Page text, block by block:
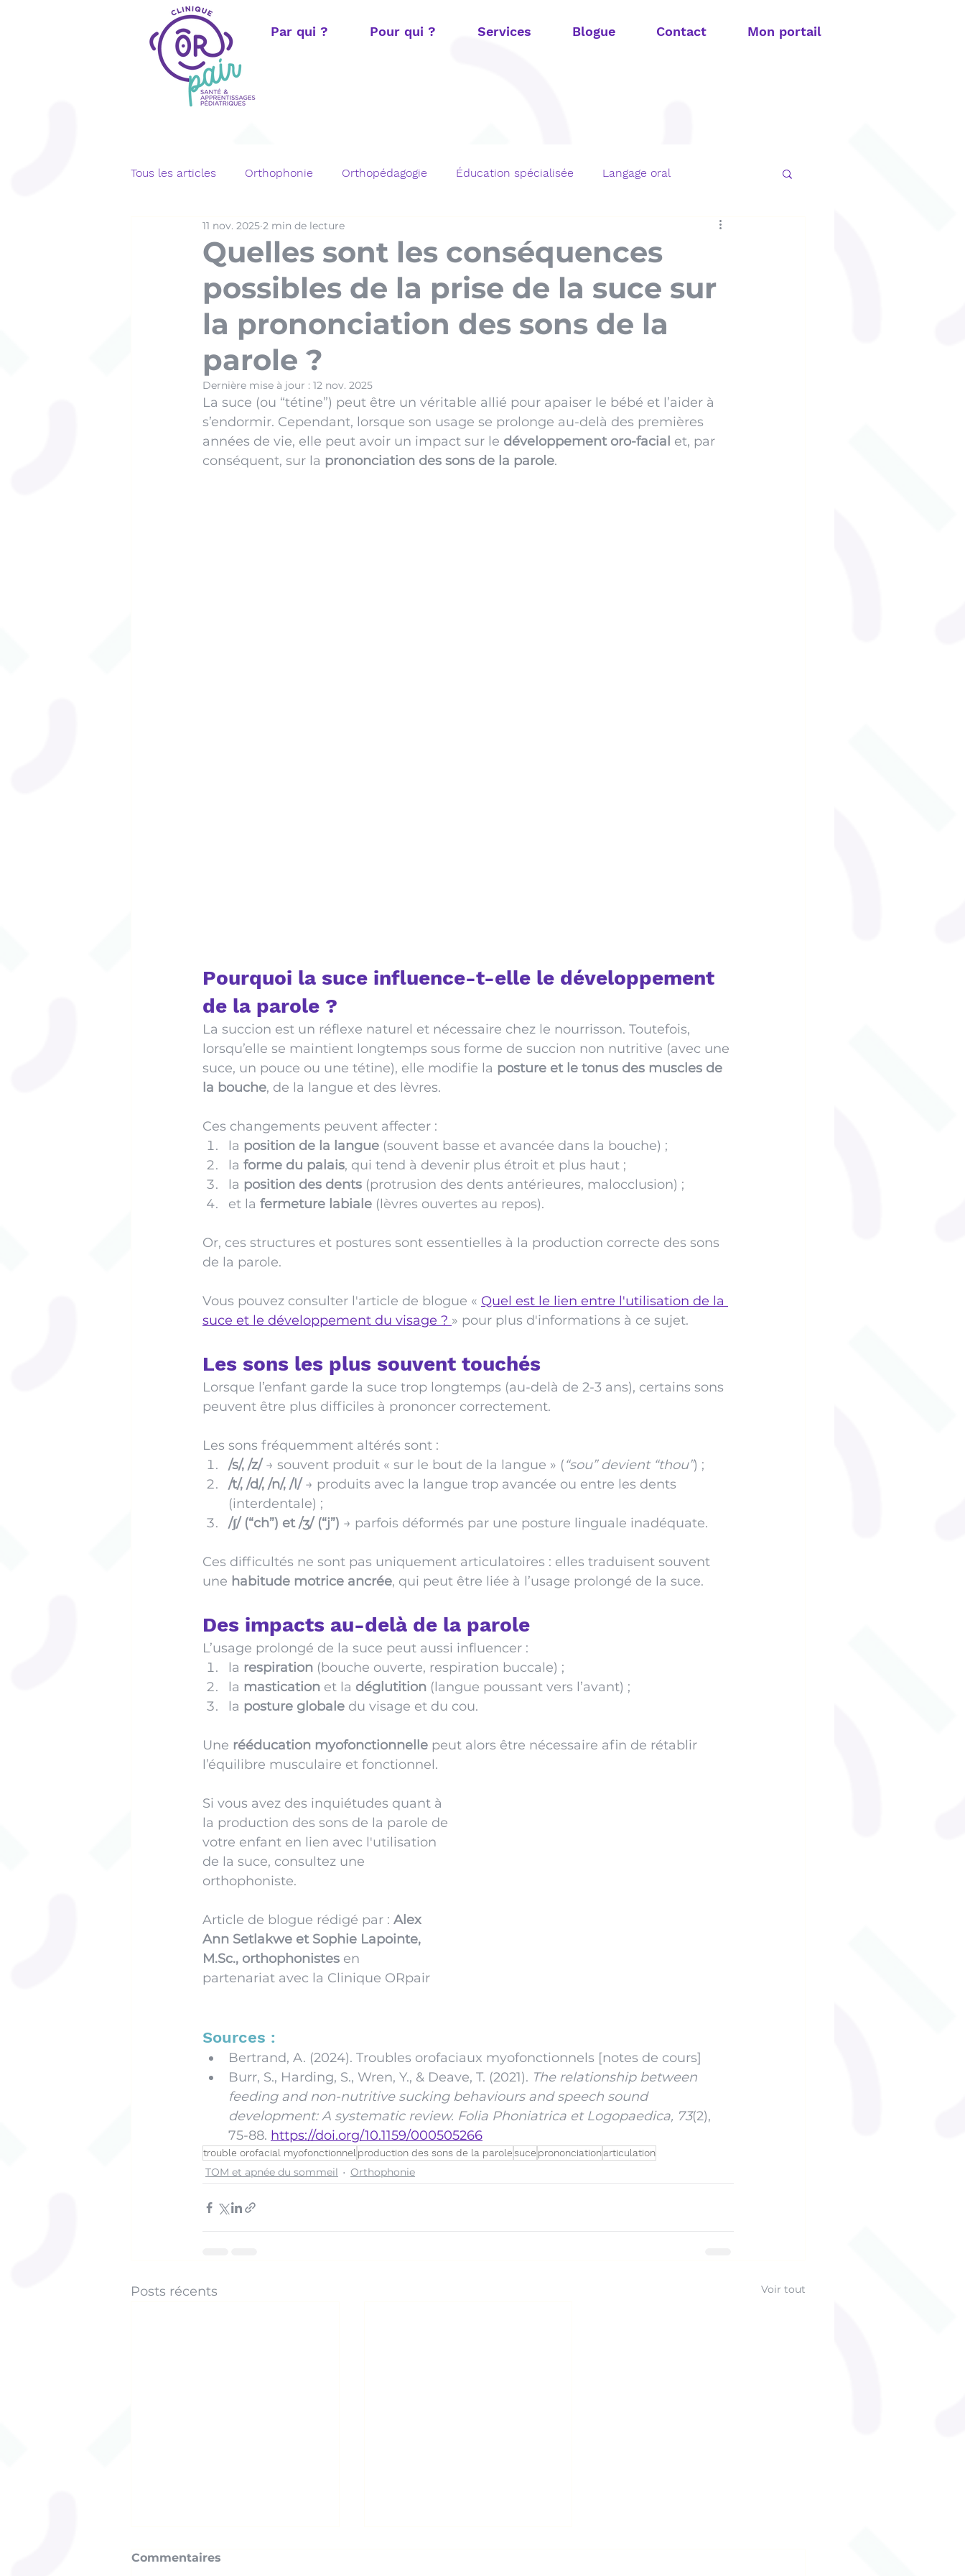
Par qui ? Pour qui ? Services Blogue Contact Mon portail
Tous les articles Orthophonie Orthopédagogie Éducation spécialisée Langage oral
Langage écrit Bégaiement TOM et apnée du sommeil
Orthophonie adulte Téléchargements gratuits
Quelles sont les conséquences
possibles de la prise de la suce sur
la prononciation des sons de la
parole ?
11 nov. 2025 2 min de lecture
Dernière mise à jour : 12 nov. 2025
La suce (ou “tétine”) peut être un véritable allié pour apaiser le bébé et l’aider à
s’endormir. Cependant, lorsque son usage se prolonge au-delà des premières
années de vie, elle peut avoir un impact sur le développement oro-facial et, par
conséquent, sur la prononciation des sons de la parole.
Pourquoi la suce influence-t-elle le développement
de la parole ?
La succion est un réflexe naturel et nécessaire chez le nourrisson. Toutefois,
lorsqu’elle se maintient longtemps sous forme de succion non nutritive (avec une
suce, un pouce ou une tétine), elle modifie la posture et le tonus des muscles de
la bouche, de la langue et des lèvres.
Ces changements peuvent affecter :
la position de la langue (souvent basse et avancée dans la bouche) ;
la forme du palais, qui tend à devenir plus étroit et plus haut ;
la position des dents (protrusion des dents antérieures, malocclusion) ;
et la fermeture labiale (lèvres ouvertes au repos).
Or, ces structures et postures sont essentielles à la production correcte des sons
de la parole.
Vous pouvez consulter l'article de blogue « Quel est le lien entre l'utilisation de la
suce et le développement du visage ? » pour plus d'informations à ce sujet.
Les sons les plus souvent touchés
Lorsque l’enfant garde la suce trop longtemps (au-delà de 2-3 ans), certains sons
peuvent être plus difficiles à prononcer correctement.
Les sons fréquemment altérés sont :
/s/, /z/ → souvent produit « sur le bout de la langue » (“sou” devient “thou”) ;
/t/, /d/, /n/, /l/ → produits avec la langue trop avancée ou entre les dents
(interdentale) ;
/ʃ/ (“ch”) et /ʒ/ (“j”) → parfois déformés par une posture linguale inadéquate.
Ces difficultés ne sont pas uniquement articulatoires : elles traduisent souvent
une habitude motrice ancrée, qui peut être liée à l’usage prolongé de la suce.
Des impacts au-delà de la parole
L’usage prolongé de la suce peut aussi influencer :
la respiration (bouche ouverte, respiration buccale) ;
la mastication et la déglutition (langue poussant vers l’avant) ;
la posture globale du visage et du cou.
Une rééducation myofonctionnelle peut alors être nécessaire afin de rétablir
l’équilibre musculaire et fonctionnel.
Si vous avez des inquiétudes quant à
la production des sons de la parole de
votre enfant en lien avec l'utilisation
de la suce, consultez une
orthophoniste.
Article de blogue rédigé par : Alex
Ann Setlakwe et Sophie Lapointe,
M.Sc., orthophonistes en
partenariat avec la Clinique ORpair
Sources :
Bertrand, A. (2024). Troubles orofaciaux myofonctionnels [notes de cours]
Burr, S., Harding, S., Wren, Y., & Deave, T. (2021). The relationship between
feeding and non-nutritive sucking behaviours and speech sound
development: A systematic review. Folia Phoniatrica et Logopaedica, 73(2),
75-88. https://doi.org/10.1159/000505266
trouble orofacial myofonctionnelproduction des sons de la parolesuce prononciationarticulation
TOM et apnée du sommeil Orthophonie
Posts récents Voir tout
Commentaires